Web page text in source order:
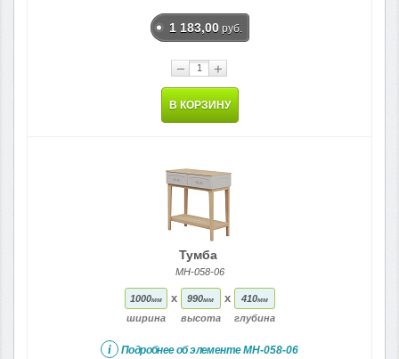
1 183,00 руб.
− +
В КОРЗИНУ
Тумба
МН-058-06
1000мм
ширина
x 990мм
высота
x 410мм
глубина
i Подробнее об элементеМН-058-06